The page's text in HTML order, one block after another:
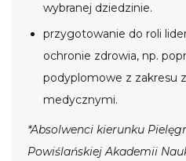
wybranej dziedzinie.
przygotowanie do roli
ochronie zdrowia, np.
podyplomowe z zakresu
medycznymi.
*Absolwenci kierunku
Powiślańskiej Akademii